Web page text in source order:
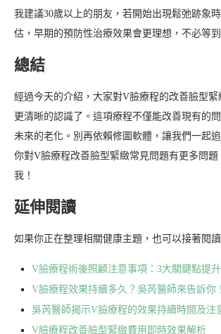
我建議30歲以上的朋友，若開始出現鬆弛跡象
估，早期的預防性治療效果會更理想，不必等
總結
經過今天的介紹，大家對V臉療程的改善臉型
更清晰的認識了。這項療程不僅能改善現有的
未來的老化。別再依賴修圖軟體，讓我們一起
你對V臉療程改善臉型緊緻常見問題有更多問
我！
延伸閱讀
如果你正在整理相關健康主題，也可以接著閱讀
V臉療程術後照顧注意事項：3大關鍵點提
V臉療程效果持續多久？吳芮醫師來告訴你！
吳芮醫師揭示V臉療程的效果持續時間及注
V臉療程改善臉型緊緻費用即時效果解析